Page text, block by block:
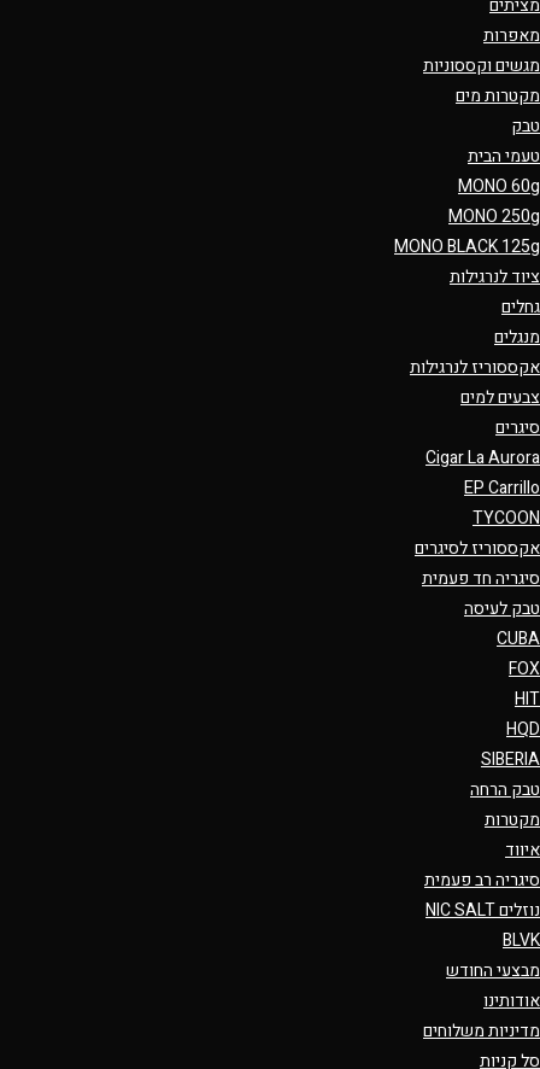
מציתים
מאפרות
מגשים וקססוניות
מקטרות מים
טבק
טעמי הבית
MONO 60g
MONO 250g
MONO BLACK 125g
ציוד לנרגילות
גחלים
מנגלים
אקססוריז לנרגילות
צבעים למים
סיגרים
Cigar La Aurora
EP Carrillo
TYCOON
אקססוריז לסיגרים
סיגריה חד פעמית
טבק לעיסה
CUBA
FOX
HIT
HQD
SIBERIA
טבק הרחה
מקטרות
איווד
סיגריה רב פעמית
נוזלים NIC SALT
BLVK
מבצעי החודש
אודותינו
מדיניות משלוחים
סל קניות